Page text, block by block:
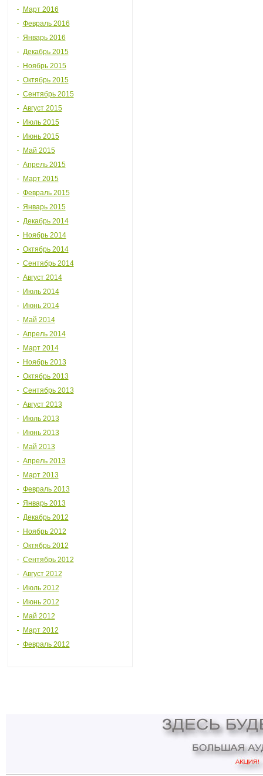
Март 2016
Февраль 2016
Январь 2016
Декабрь 2015
Ноябрь 2015
Октябрь 2015
Сентябрь 2015
Август 2015
Июль 2015
Июнь 2015
Май 2015
Апрель 2015
Март 2015
Февраль 2015
Январь 2015
Декабрь 2014
Ноябрь 2014
Октябрь 2014
Сентябрь 2014
Август 2014
Июль 2014
Июнь 2014
Май 2014
Апрель 2014
Март 2014
Ноябрь 2013
Октябрь 2013
Сентябрь 2013
Август 2013
Июль 2013
Июнь 2013
Май 2013
Апрель 2013
Март 2013
Февраль 2013
Январь 2013
Декабрь 2012
Ноябрь 2012
Октябрь 2012
Сентябрь 2012
Август 2012
Июль 2012
Июнь 2012
Май 2012
Март 2012
Февраль 2012